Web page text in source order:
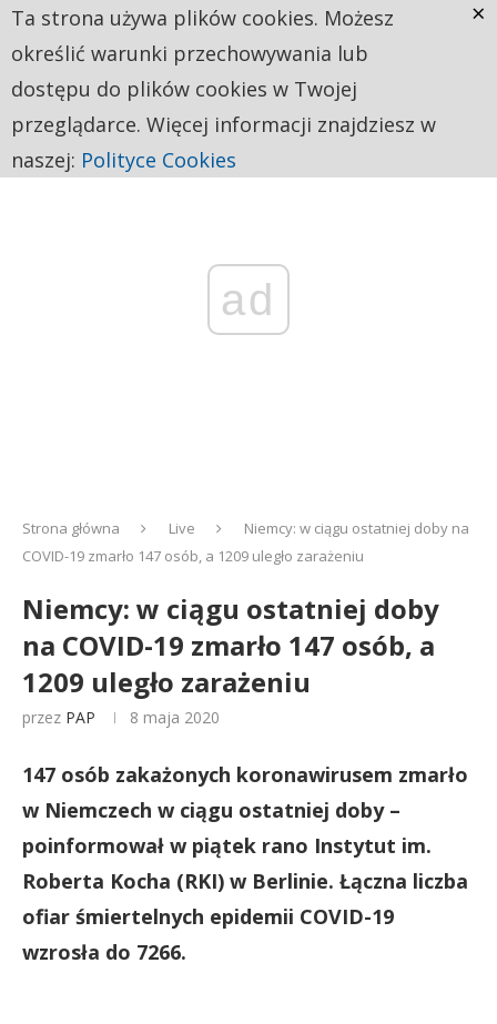
ad
Strona główna Live
Niemcy: w ciągu ostatniej doby na
COVID-19 zmarło 147 osób, a 1209 uległo zarażeniu
Niemcy: w ciągu ostatniej doby
na COVID-19 zmarło 147 osób, a
1209 uległo zarażeniu
przez PAP 8 maja 2020
147 osób zakażonych koronawirusem zmarło
w Niemczech w ciągu ostatniej doby –
poinformował w piątek rano Instytut im.
Roberta Kocha (RKI) w Berlinie. Łączna liczba
ofiar śmiertelnych epidemii COVID-19
wzrosła do 7266.
Ta strona używa plików cookies. Możesz
określić warunki przechowywania lub
dostępu do plików cookies w Twojej
przeglądarce. Więcej informacji znajdziesz w
naszej: Polityce Cookies
×